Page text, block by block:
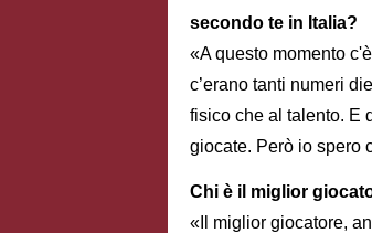
secondo te in Italia?
«A questo momento
c’erano tanti numeri
fisico che al talento. E
giocate. Però io spero
Chi è il miglior
«Il miglior giocatore,